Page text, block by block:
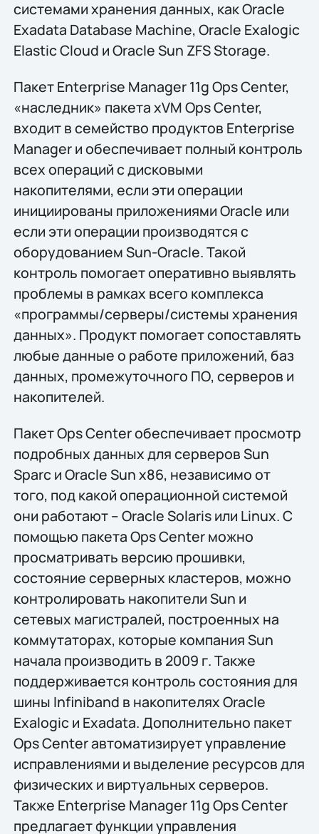
системами хранения данных, как Oracle
Exadata Database Machine, Oracle Exalogic
Elastic Cloud и Oracle Sun ZFS Storage.
Пакет Enterprise Manager 11g Ops Center,
«наследник» пакета xVM Ops Center,
входит в семейство продуктов Enterprise
Manager и обеспечивает полный контроль
всех операций с дисковыми
накопителями, если эти операции
инициированы приложениями Oracle или
если эти операции производятся с
оборудованием Sun-Oracle. Такой
контроль помогает оперативно выявлять
проблемы в рамках всего комплекса
«программы/серверы/системы хранения
данных». Продукт помогает сопоставлять
любые данные о работе приложений, баз
данных, промежуточного ПО, серверов и
накопителей.
Пакет Ops Center обеспечивает просмотр
подробных данных для серверов Sun
Sparc и Oracle Sun x86, независимо от
того, под какой операционной системой
они работают – Oracle Solaris или Linux. С
помощью пакета Ops Center можно
просматривать версию прошивки,
состояние серверных кластеров, можно
контролировать накопители Sun и
сетевых магистралей, построенных на
коммутаторах, которые компания Sun
начала производить в 2009 г. Также
поддерживается контроль состояния для
шины Infiniband в накопителях Oracle
Exalogic и Exadata. Дополнительно пакет
Ops Center автоматизирует управление
исправлениями и выделение ресурсов для
физических и виртуальных серверов.
Также Enterprise Manager 11g Ops Center
предлагает функции управления